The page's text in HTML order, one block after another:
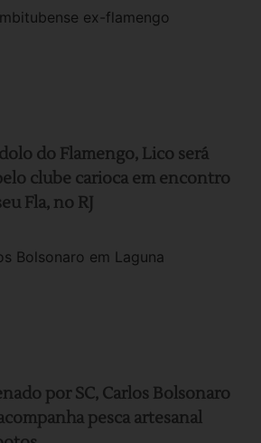
do Flamengo, Lico será
clube carioca em encontro
Fla, no RJ
por SC, Carlos Bolsonaro
pesca artesanal